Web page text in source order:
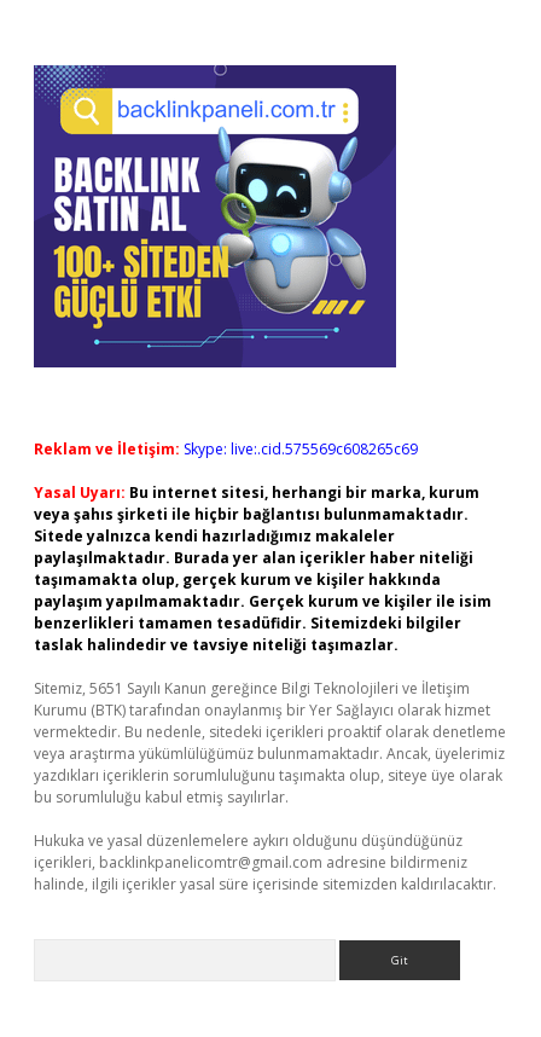
Reklam ve İletişim: Skype: live:.cid.575569c608265c69
Yasal Uyarı: Bu internet sitesi, herhangi bir marka, kurum
veya şahıs şirketi ile hiçbir bağlantısı bulunmamaktadır.
Sitede yalnızca kendi hazırladığımız makaleler
paylaşılmaktadır. Burada yer alan içerikler haber niteliği
taşımamakta olup, gerçek kurum ve kişiler hakkında
paylaşım yapılmamaktadır. Gerçek kurum ve kişiler ile isim
benzerlikleri tamamen tesadüfidir. Sitemizdeki bilgiler
taslak halindedir ve tavsiye niteliği taşımazlar.
Sitemiz, 5651 Sayılı Kanun gereğince Bilgi Teknolojileri ve İletişim
Kurumu (BTK) tarafından onaylanmış bir Yer Sağlayıcı olarak hizmet
vermektedir. Bu nedenle, sitedeki içerikleri proaktif olarak denetleme
veya araştırma yükümlülüğümüz bulunmamaktadır. Ancak, üyelerimiz
yazdıkları içeriklerin sorumluluğunu taşımakta olup, siteye üye olarak
bu sorumluluğu kabul etmiş sayılırlar.
Hukuka ve yasal düzenlemelere aykırı olduğunu düşündüğünüz
içerikleri, backlinkpanelicomtr@gmail.com adresine bildirmeniz
halinde, ilgili içerikler yasal süre içerisinde sitemizden kaldırılacaktır.